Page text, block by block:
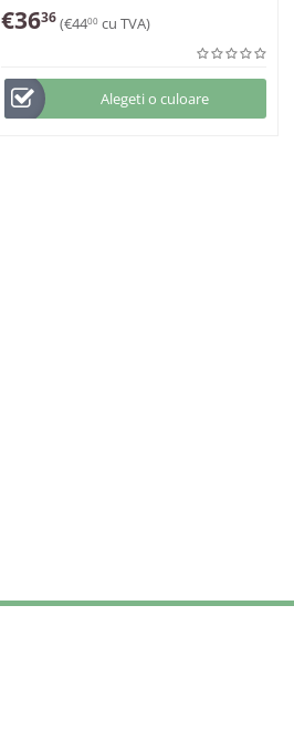
€3636(€4400 cu TVA)
Alegeti o culoare